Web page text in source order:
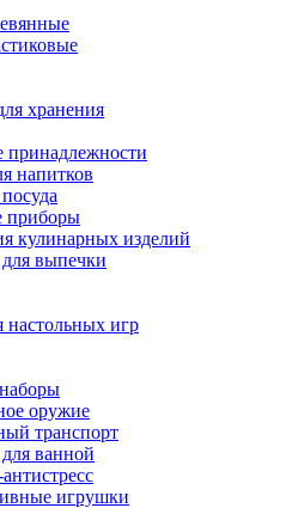
хранения
принадлежности
напитков
приборы
кулинарных изделий
выпечки
настольных игр
оружие
транспорт
ванной
игрушки